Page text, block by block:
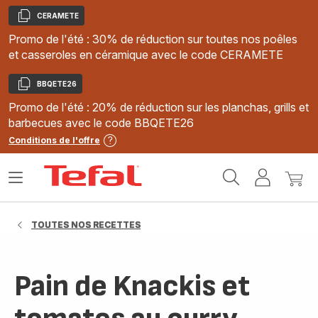
Copier
CERAMETE
Promo de l'été : 30% de réduction sur toutes nos poêles
et casseroles en céramique avec le code CERAMETE
Copier
BBQETE26
Promo de l'été : 20% de réduction sur les planchas, grills et
barbecues avec le code BBQETE26
Conditions de l'offre
MonMon
Ouvrir
TOUTES NOS RECETTES
Pain de Knackis et